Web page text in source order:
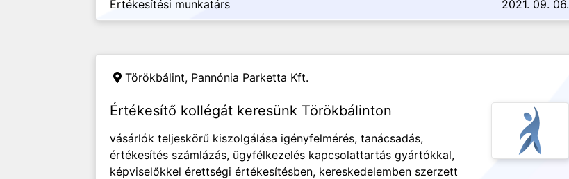
Értékesítési munkatárs 2021. 09. 06.
Törökbálint, Pannónia Parketta Kft.
Értékesítő kollégát keresünk Törökbálinton
vásárlók teljeskörű kiszolgálása igényfelmérés, tanácsadás,
értékesítés számlázás, ügyfélkezelés kapcsolattartás gyártókkal,
képviselőkkel érettségi értékesítésben, kereskedelemben szerzett